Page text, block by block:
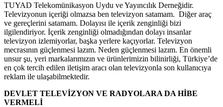
TUYAD Telekomünikasyon Uydu ve Yayıncılık Derneğidir.
Televizyonun içeriği olmazsa ben televizyon satamam. Diğer araç
ve gereçlerini satamam. Dolayısı ile içerik zenginliği bizi
ilgilendiriyor. İçerik zenginliği olmadığından dolayı insanlar
televizyon izlemiyorlar, başka yerlere kaçıyorlar. Televizyon
mecrasının güçlenmesi lazım. Neden güçlenmesi lazım. En önemli
unsur şu, yeri markalarımızın ve ürünlerimizin bilinirliği, Türkiye’de
en çok tercih edilen iletişim aracı olan televizyonla son kullanıcıya
reklam ile ulaşabilmektedir.
DEVLET TELEVİZYON VE RADYOLARA DA HİBE
VERMELİ